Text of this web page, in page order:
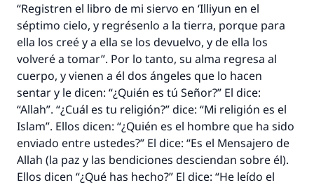
“Registren el libro de mi siervo en ‘Illiyun en el
séptimo cielo, y regrésenlo a la tierra, porque para
ella los creé y a ella se los devuelvo, y de ella los
volveré a tomar”. Por lo tanto, su alma regresa al
cuerpo, y vienen a él dos ángeles que lo hacen
sentar y le dicen: “¿Quién es tú Señor?” El dice:
“Allah”. “¿Cuál es tu religión?” dice: “Mi religión es el
Islam”. Ellos dicen: “¿Quién es el hombre que ha sido
enviado entre ustedes?” El dice: “Es el Mensajero de
Allah (la paz y las bendiciones desciendan sobre él).
Ellos dicen “¿Qué has hecho?” El dice: “He leído el
Contribuir